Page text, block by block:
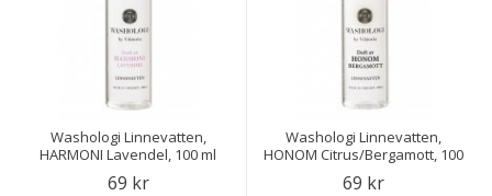
Washologi Linnevatten,
HARMONI Lavendel, 100 ml
69 kr
Washologi Linnevatten,
HONOM Citrus/Bergamott, 100
ml
69 kr